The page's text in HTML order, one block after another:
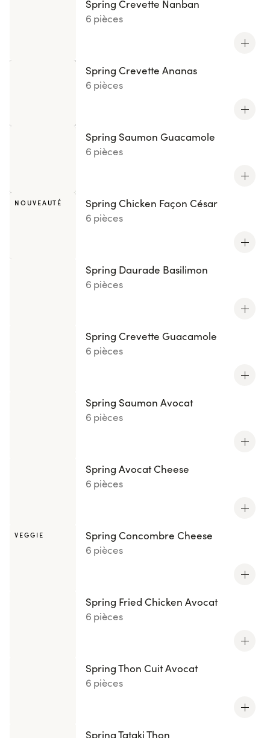
Spring Crevette Nanban
6 pièces
Spring Crevette Ananas
6 pièces
Spring Saumon Guacamole
6 pièces
NOUVEAUTÉ
Spring Chicken Façon César
6 pièces
Spring Daurade Basilimon
6 pièces
Spring Crevette Guacamole
6 pièces
Spring Saumon Avocat
6 pièces
Spring Avocat Cheese
6 pièces
VEGGIE
Spring Concombre Cheese
6 pièces
Spring Fried Chicken Avocat
6 pièces
Spring Thon Cuit Avocat
6 pièces
Spring Tataki Thon